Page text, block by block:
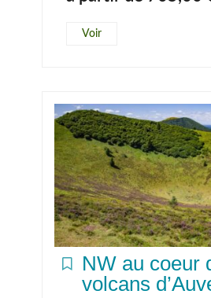
Voir
NW au coeur
volcans